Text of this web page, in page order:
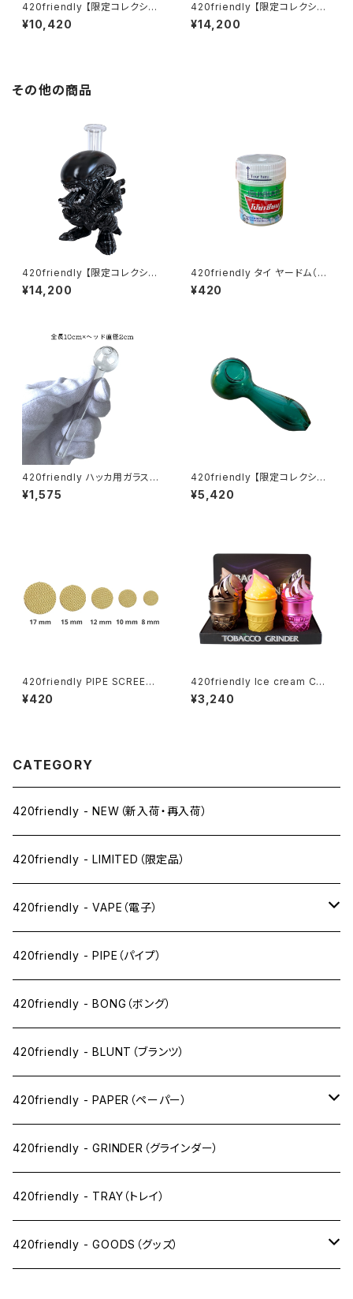
420friendly 【限定コレクショ
ン】Yellow Rubber Duck Gla
ss Bong / イエロー ラバーダッ
¥10,420
420friendly 【限定コレクショ
ン】Alien Xenomorph Bong
- PVC & GLASS / エイリアン
¥14,200
その他の商品
420friendly 【限定コレクショ
ン】Alien Xenomorph Bong
- PVC & GLASS / エイリアン
¥14,200
420friendly タイ ヤードム（嗅
ぎ薬）／Pim-Saen Balm Oil
¥420
420friendly ハッカ用ガラスパ
イプ 10cm (ヘッド2cm)
¥1,575
420friendly 【限定コレクショ
ン】EG ESSENTIALS スプーン
型 ガラスパイプ
¥5,420
420friendly PIPE SCREENS
（パイプスクリーン）20枚セット
パイプ／ボング／ヴェポライザ
¥420
420friendly Ice cream Con
e Herb Grinder (4層構造）グ
ラインダー
¥3,240
CATEGORY
420friendly - NEW（新入荷・再入荷）
420friendly - LIMITED（限定品）
420friendly - VAPE（電子）
ペン下
ニコパフ系
ドライ系
ワックス系
420friendly - PIPE（パイプ）
420friendly - BONG（ボング）
420friendly - BLUNT（ブランツ）
420friendly - PAPER（ペーパー）
SW(シングルワイド）サイズ
1 1/4サイズ
キングサイズスリム
420friendly - GRINDER（グラインダー）
420friendly - TRAY（トレイ）
420friendly - GOODS（グッズ）